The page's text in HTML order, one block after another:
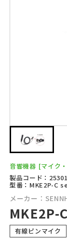
音響機器 [マイク
製品コード：
型番：MKE2P-C
メーカー：
MKE2P-
有線ピンマイク